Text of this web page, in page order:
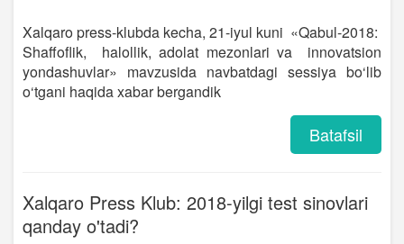
Xalqaro press-klubda kecha, 21-iyul kuni «Qabul-2018:
Shaffoflik, halollik, adolat mezonlari va innovatsion
yondashuvlar» mavzusida navbatdagi sessiya bo‘lib
o‘tgani haqida xabar bergandik
Batafsil
Xalqaro Press Klub: 2018-yilgi test sinovlari
qanday o'tadi?